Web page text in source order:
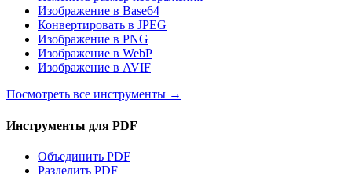
Изображение в Base64
Конвертировать в JPEG
Изображение в PNG
Изображение в WebP
Изображение в AVIF
Посмотреть все инструменты →
Инструменты для PDF
Объединить PDF
Разделить PDF